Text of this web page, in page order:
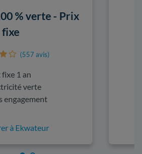
% verte - Prix
fixe
(557 avis)
fixe 1 an
verte
engagement
à Ekwateur